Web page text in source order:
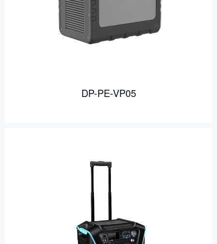
DP-PE-VP05